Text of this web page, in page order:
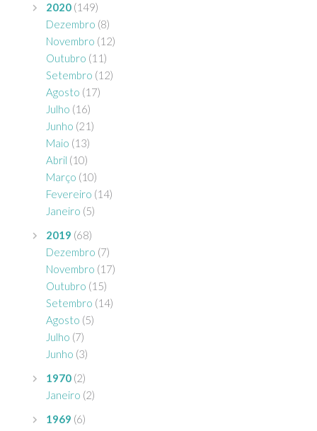
2020 (149)
Dezembro (8)
Novembro (12)
Outubro (11)
Setembro (12)
Agosto (17)
Julho (16)
Junho (21)
Maio (13)
Abril (10)
Março (10)
Fevereiro (14)
Janeiro (5)
2019 (68)
Dezembro (7)
Novembro (17)
Outubro (15)
Setembro (14)
Agosto (5)
Julho (7)
Junho (3)
1970 (2)
Janeiro (2)
1969 (6)